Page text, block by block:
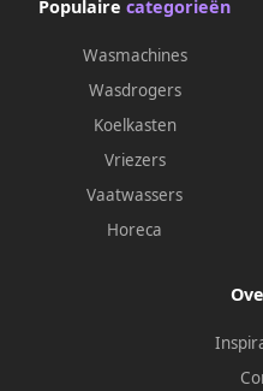
Populaire categorieën
Wasmachines
Wasdrogers
Koelkasten
Vriezers
Vaatwassers
Horeca